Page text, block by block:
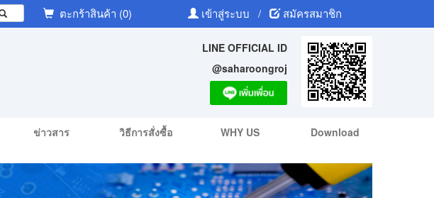
ตะกร้าสินค้า (0) เข้าสู่ระบบ / สมัครสมาชิก
LINE OFFICIAL ID
@saharoongroj
ข่าวสาร วิธีการสั่งซื้อ WHY US Download